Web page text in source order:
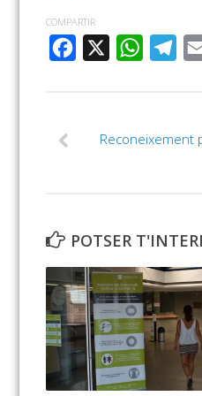
COMPARTIR
FACEBOOK
WHATSAPP
Reconeixement
POTSER